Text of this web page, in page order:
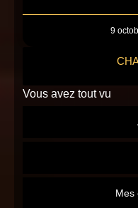
Mes
9
Vous avez tout vu